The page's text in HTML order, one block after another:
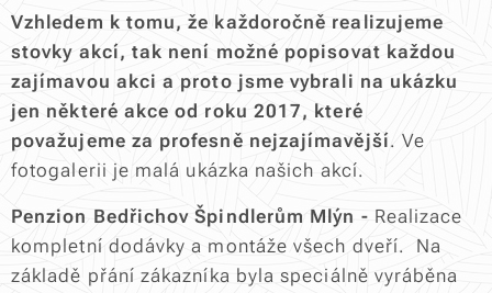
Vzhledem k tomu, že každoročně realizujeme
stovky akcí, tak není možné popisovat každou
zajímavou akci a proto jsme vybrali na ukázku
jen některé akce od roku 2017, které
považujeme za profesně nejzajímavější. Ve
fotogalerii je malá ukázka našich akcí.
Penzion Bedřichov Špindlerům Mlýn - Realizace
kompletní dodávky a montáže všech dveří.
Na
základě přání zákazníka byla speciálně vyráběna